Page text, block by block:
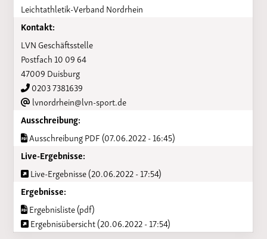
Leichtathletik-Verband Nordrhein
Kontakt:
LVN Geschäftsstelle
Postfach 10 09 64
47009 Duisburg
0203 7381639
lvnordrhein@lvn-sport.de
Ausschreibung:
Ausschreibung PDF (07.06.2022 - 16:45)
Live-Ergebnisse:
Live-Ergebnisse (20.06.2022 - 17:54)
Ergebnisse:
Ergebnisliste (pdf)
Ergebnisübersicht (20.06.2022 - 17:54)